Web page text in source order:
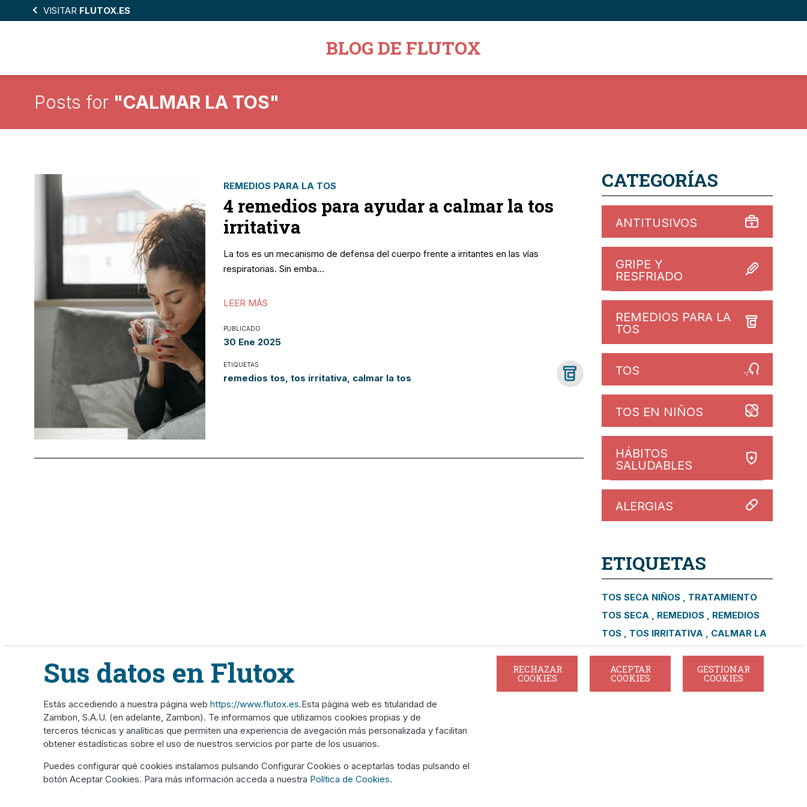
VISITAR FLUTOX.ES
BLOG DE FLUTOX
Posts for "CALMAR LA TOS"
REMEDIOS PARA LA TOS
4 remedios para ayudar a calmar la tos
irritativa
La tos es un mecanismo de defensa del cuerpo frente a irritantes en las vías
respiratorias. Sin emba...
LEER MÁS
PUBLICADO
30 Ene 2025
ETIQUETAS
remedios tos, tos irritativa, calmar la tos
CATEGORÍAS
ANTITUSIVOS
GRIPE Y
RESFRIADO
REMEDIOS PARA LA
TOS
TOS
TOS EN NIÑOS
HÁBITOS
SALUDABLES
ALERGIAS
ETIQUETAS
TOS SECA NIÑOS
TRATAMIENTO
TOS SECA
REMEDIOS
REMEDIOS
TOS
TOS IRRITATIVA
CALMAR LA
RESFRIADO EN INVIERNO
Footer Condiciones de uso Política de Cookies
Sus datos en Flutox
Estás accediendo a nuestra página web https://www.flutox.es.Esta pàgina web es titularidad de
Zambon, S.A.U. (en adelante, Zambon). Te informamos que utilizamos cookies propias y de
terceros técnicas y analíticas que permiten una experiencia de avegación más personalizada y facilitan
obtener estadísticas sobre el uso de nuestros servicios por parte de los usuarios.
Puedes configurar qué cookies instalamos pulsando Configurar Cookies o aceptarlas todas pulsando el
botón Aceptar Cookies. Para más información acceda a nuestra Política de Cookies.
RECHAZAR
COOKIES
ACEPTAR
COOKIES
GESTIONAR
COOKIES